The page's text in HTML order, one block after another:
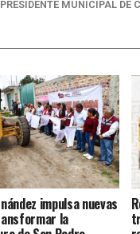
PRESIDENTE MUNICIPAL DE
impulsa nuevas
la